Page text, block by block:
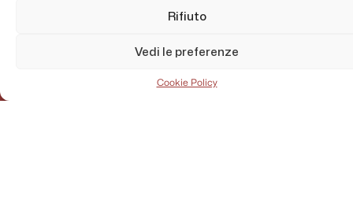
Rifiuto
Vedi le preferenze
Cookie Policy